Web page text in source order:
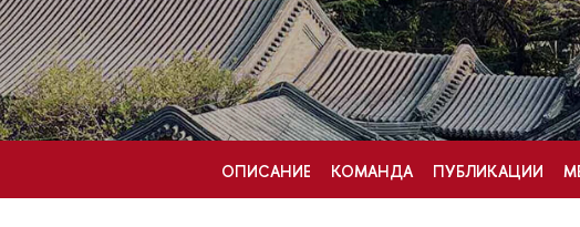
ОПИСАНИЕ КОМАНДА ПУБЛИКАЦИИ